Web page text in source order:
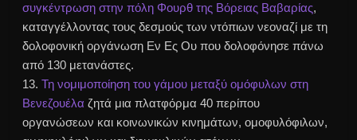
συγκέντρωση στην πόλη Φουρθ της Βόρειας Βαβαρίας,
καταγγέλλοντας τους δεσμούς των ντόπιων νεοναζί με τη
δολοφονική οργάνωση Εν Ες Ου που δολοφόνησε πάνω
από 130 μετανάστες.
13.Τη νομιμοποίηση του γάμου μεταξύ ομόφυλων στη
Βενεζουέλα ζητά μια πλατφόρμα 40 περίπου
οργανώσεων και κοινωνικών κινημάτων, ομοφυλόφιλων,